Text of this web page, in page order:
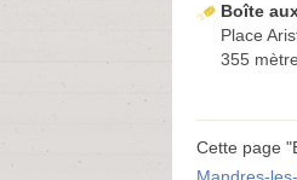
Boîte
Place
355
Cette page